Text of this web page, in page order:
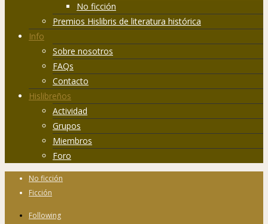
No ficción
Premios Hislibris de literatura histórica
Info
Sobre nosotros
FAQs
Contacto
Hislibreños
Actividad
Grupos
Miembros
Foro
No ficción
Ficción
Following